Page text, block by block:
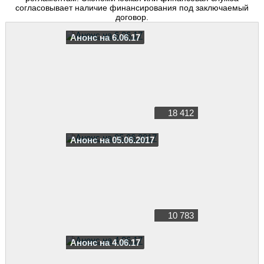
согласовывает наличие финансирования под заключаемый
договор.
Анонс на 6.06.17
18 412
Анонс на 05.06.2017
10 783
Анонс на 4.06.17